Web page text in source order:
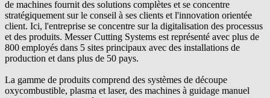
de machines fournit des solutions complètes et se concentre
stratégiquement sur le conseil à ses clients et l'innovation orientée
client. Ici, l'entreprise se concentre sur la digitalisation des processus
et des produits. Messer Cutting Systems est représenté avec plus de
800 employés dans 5 sites principaux avec des installations de
production et dans plus de 50 pays.
La gamme de produits comprend des systèmes de découpe
oxycombustible, plasma et laser, des machines à guidage manuel